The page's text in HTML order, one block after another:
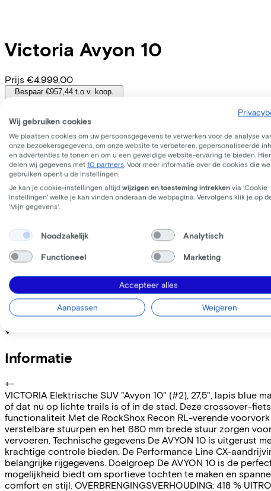
Victoria Avyon 10
Prijs €4.999,00
Bespaar €957,44 t.o.v. koop.
Lees meer over zakelijk leasen.
Batterij opties
800 Wh
(Inbegrepen)
Frame model
Hoog
Accu afneembaar
Ja
Deze fiets lease je via je werkgever. Bereken de leaseprijs
Bruto maandsalaris
Mijn werkgever betaalt
Let op: de vermelde lease- en verkoopprijzen zijn
Leaseprijs p/m vanaf
€115,72
Incl. Service & verzekeringspakket
Overnameprijs na 3 jaar: €999,80
Informatie
+−
VICTORIA Elektrische SUV "Avyon 10" (#2), 27,5", lapis
of dat nu op lichte trails is of in de stad. Deze crossover-
functionaliteit Met de RockShox Recon RL-verende
verstelbare stuurpen en het 680 mm brede stuur zorgen
vervoeren. Technische gegevens De AVYON 10 is uitgerust
krachtige controle bieden. De Performance Line CX-
belangrijke rijgegevens. Doelgroep De AVYON 10 is de
mogelijkheid biedt om sportieve tochten te maken en
comfort en stijl. OVERBRENGINGSVERHOUDING: 418 %
Wij gebruiken cookies
We plaatsen cookies om uw persoonsgegevens te verwerken voor de analyse
onze bezoekersgegevens, om onze website te verbeteren, gepersonaliseerde
en advertenties te tonen en om u een geweldige website-ervaring te bieden.
delen wij gegevens met 10 partners . Voor meer informatie over de cookies die we
gebruiken opent u de instellingen.
Je kan je cookie-instellingen altijd wijzigen en toesteming intrekken via 'Cookie
instellingen' welke je kan vinden onderaan de webpagina. Vervolgens klik je op
‘Mijn gegevens'.
Noodzakelijk Analytisch
Functioneel Marketing
Accepteer alles
Aanpassen Weigeren